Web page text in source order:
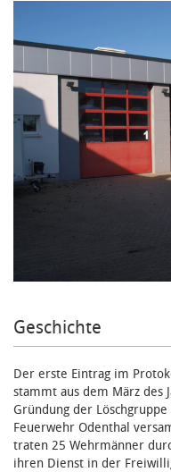
Geschichte
Der erste Eintrag im
stammt aus dem März des
Gründung der
Feuerwehr Odenthal
traten 25 Wehrmänner
ihren Dienst in der